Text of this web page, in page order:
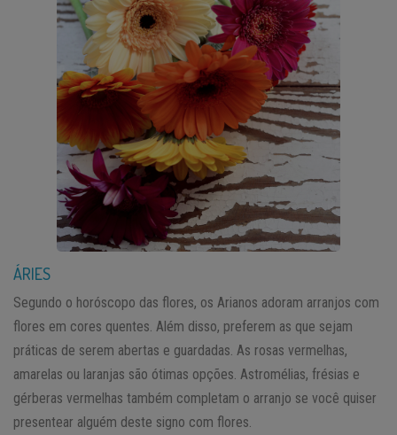
ÁRIES
Segundo o horóscopo das flores, os Arianos adoram arranjos com
flores em cores quentes. Além disso, preferem as que sejam
práticas de serem abertas e guardadas. As rosas vermelhas,
amarelas ou laranjas são ótimas opções. Astromélias, frésias e
gérberas vermelhas também completam o arranjo se você quiser
presentear alguém deste signo com flores.